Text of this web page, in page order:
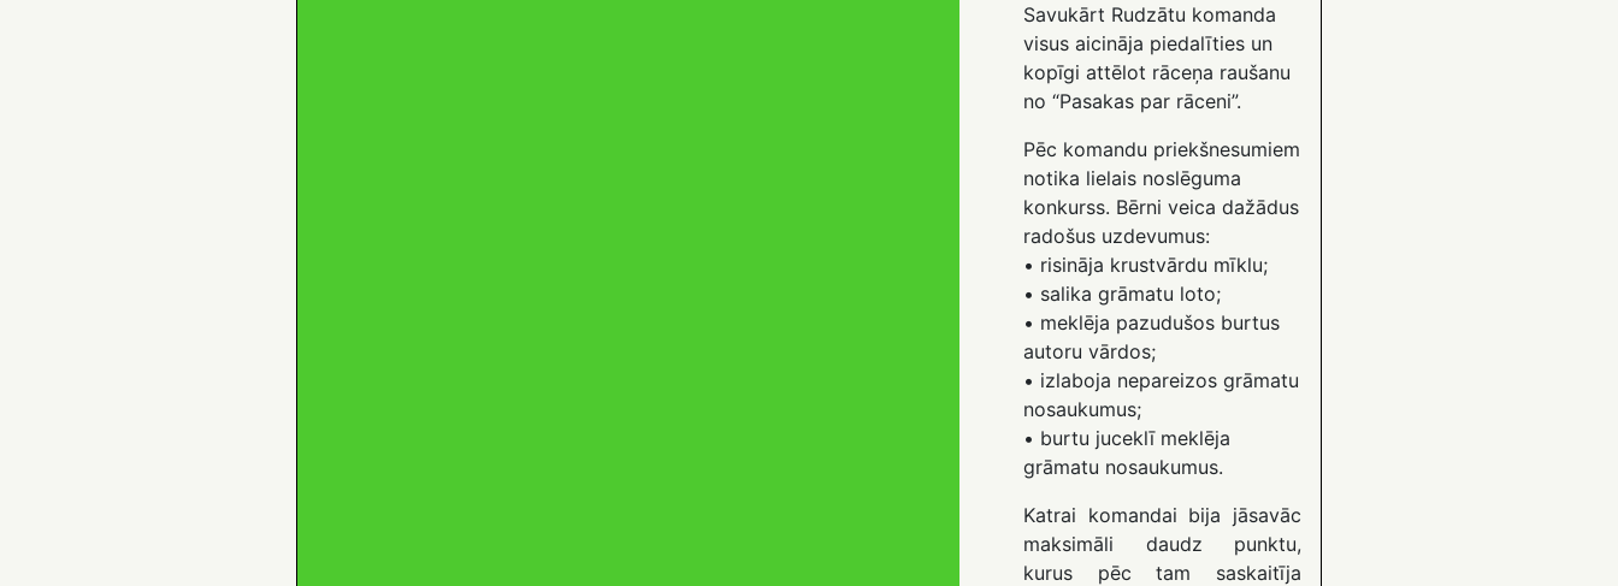
Savukārt Rudzātu komanda
visus aicināja piedalīties un
kopīgi attēlot rāceņa raušanu
no “Pasakas par rāceni”.
Pēc komandu priekšnesumiem
notika lielais noslēguma
konkurss. Bērni veica dažādus
radošus uzdevumus:
• risināja krustvārdu mīklu;
• salika grāmatu loto;
• meklēja pazudušos burtus
autoru vārdos;
• izlaboja nepareizos grāmatu
nosaukumus;
• burtu juceklī meklēja
grāmatu nosaukumus.
Katrai komandai bija jāsavāc
maksimāli daudz punktu,
kurus pēc tam saskaitīja